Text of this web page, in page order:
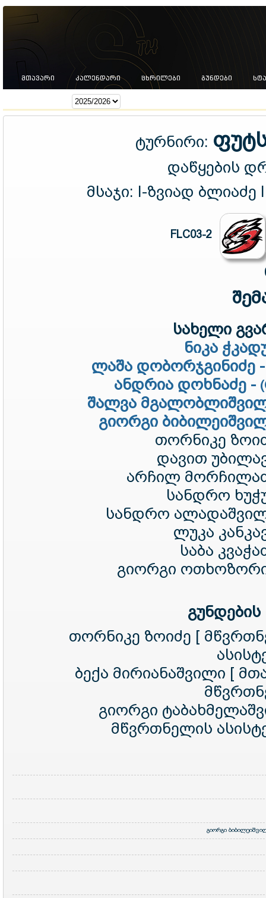
ᲛᲗᲐᲕᲐᲠᲘ ᲙᲐᲚᲔᲜᲓᲐᲠᲘ ᲪᲮᲠᲘᲚᲔᲑᲘ ᲒᲣᲜᲓᲔᲑᲘ
ტურნირი:
დაწყების
მსაჯი: I-ზვიად
FLC03-2
სახელი
ნიკა
ლაშა დობორჯგინიძე
ანდრია დოხნაძე -
შალვა
გიორგი
თორნიკე
დავით
არჩილ
სანდრო
სანდრო
ლუკა
საბა
გიორგი
თორნიკე ზოიძე [
ბექა მირიანაშვილი [
გიორგი
მწვრთნელის
გიორგი